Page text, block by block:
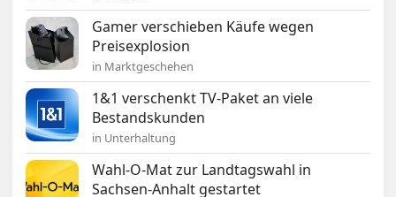
Gamer verschieben Käufe wegen
Preisexplosion
in Marktgeschehen
1&1 verschenkt TV-Paket an viele
Bestandskunden
in Unterhaltung
Wahl-O-Mat zur Landtagswahl in
Sachsen-Anhalt gestartet